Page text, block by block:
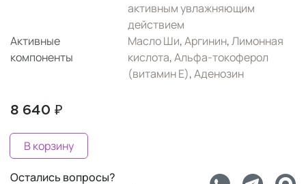
активным увлажняющим
действием
Активные
компоненты
Масло Ши,Аргинин,Лимонная
кислота,Альфа-токоферол
(витамин Е),Аденозин
8 640 ₽
В корзину
Остались вопросы?